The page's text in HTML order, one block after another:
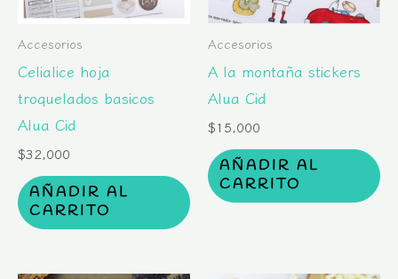
Accesorios
Celialice hoja
troquelados basicos
Alua Cid
$32,000
AÑADIR AL
CARRITO
Accesorios
A la montaña stickers
Alua Cid
$15,000
AÑADIR AL
CARRITO